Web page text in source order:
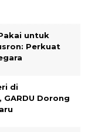
untuk
Perkuat
di
Dorong